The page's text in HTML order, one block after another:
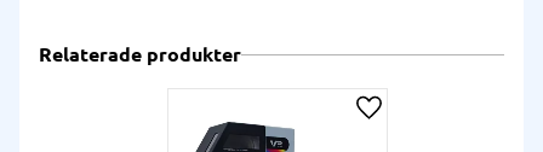
Relaterade produkter
Lägg till i önskelista